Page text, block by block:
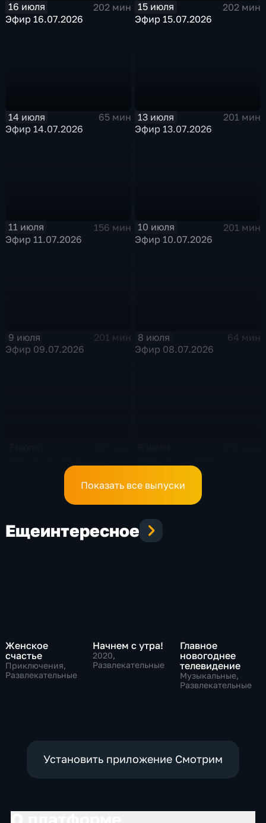
16 июля
202 мин
Эфир 16.07.2026
15 июля
202 мин
Эфир 15.07.2026
14 июля
65 мин
Эфир 14.07.2026
13 июля
201 мин
Эфир 13.07.2026
11 июля
156 мин
Эфир 11.07.2026
10 июля
201 мин
Эфир 10.07.2026
9 июля
201 мин
Эфир 09.07.2026
8 июля
64 мин
Эфир 08.07.2026
Показать все выпуски
Ещеинтересное
Женское
счастье
Приключения,
Развлекательные
Начнем с утра!
2020,
Развлекательные
Главное
новогоднее
телевидение
Музыкальные,
Развлекательные
Установить приложение Смотрим